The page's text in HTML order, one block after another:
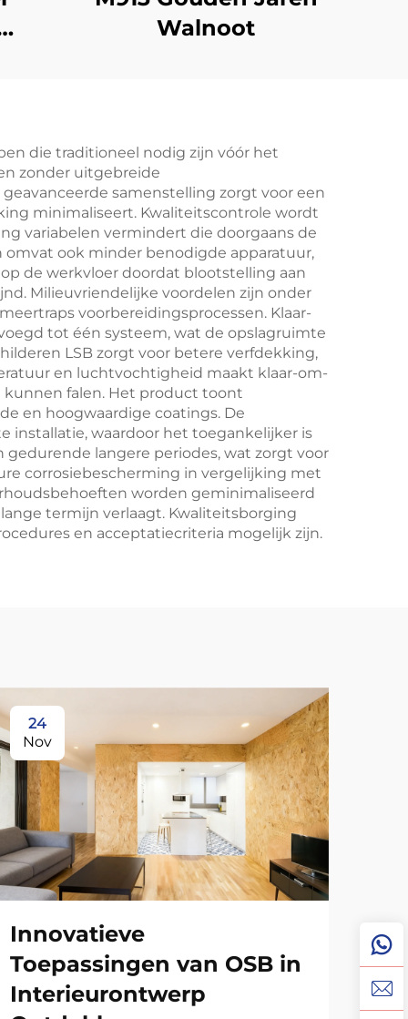
Walnoot
die traditioneel nodig zijn vóór het
zonder uitgebreide
samenstelling zorgt voor een
minimaliseert. Kwaliteitscontrole wordt
variabelen vermindert die doorgaans de
omvat ook minder benodigde apparatuur,
de werkvloer doordat blootstelling aan
Milieuvriendelijke voordelen zijn onder
voorbereidingsprocessen. Klaar-
tot één systeem, wat de opslagruimte
LSB zorgt voor betere verfdekking,
en luchtvochtigheid maakt klaar-om-
falen. Het product toont
en hoogwaardige coatings. De
installatie, waardoor het toegankelijker is
langere periodes, wat zorgt voor
corrosiebescherming in vergelijking met
worden geminimaliseerd
termijn verlaagt. Kwaliteitsborging
en acceptatiecriteria mogelijk zijn.
24
Nov
Innovatieve
Toepassingen van OSB in
Interieurontwerp